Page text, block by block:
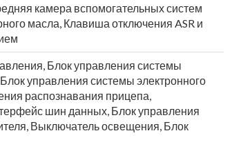
камера вспомогательных систем
масла, Клавиша отключения ASR и
Блок управления системы
управления системы электронного
распознавания прицепа,
шин данных, Блок управления
Выключатель освещения, Блок